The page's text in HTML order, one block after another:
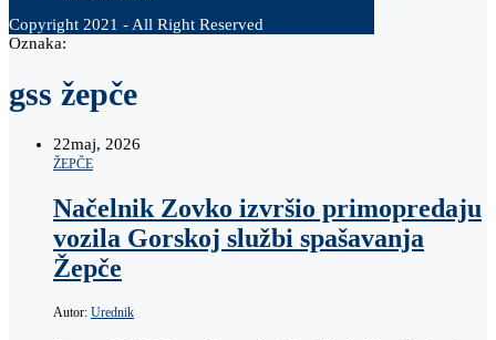
Copyright 2021 - All Right Reserved
Oznaka:
gss žepče
22maj, 2026
ŽEPČE
Načelnik Zovko izvršio primopredaju
vozila Gorskoj službi spašavanja
Žepče
Autor: Urednik